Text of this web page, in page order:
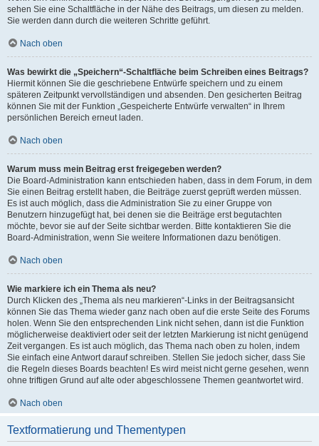
sehen Sie eine Schaltfläche in der Nähe des Beitrags, um diesen zu melden.
Sie werden dann durch die weiteren Schritte geführt.
Nach oben
Was bewirkt die „Speichern“-Schaltfläche beim Schreiben eines Beitrags?
Hiermit können Sie die geschriebene Entwürfe speichern und zu einem
späteren Zeitpunkt vervollständigen und absenden. Den gesicherten Beitrag
können Sie mit der Funktion „Gespeicherte Entwürfe verwalten“ in Ihrem
persönlichen Bereich erneut laden.
Nach oben
Warum muss mein Beitrag erst freigegeben werden?
Die Board-Administration kann entschieden haben, dass in dem Forum, in dem
Sie einen Beitrag erstellt haben, die Beiträge zuerst geprüft werden müssen.
Es ist auch möglich, dass die Administration Sie zu einer Gruppe von
Benutzern hinzugefügt hat, bei denen sie die Beiträge erst begutachten
möchte, bevor sie auf der Seite sichtbar werden. Bitte kontaktieren Sie die
Board-Administration, wenn Sie weitere Informationen dazu benötigen.
Nach oben
Wie markiere ich ein Thema als neu?
Durch Klicken des „Thema als neu markieren“-Links in der Beitragsansicht
können Sie das Thema wieder ganz nach oben auf die erste Seite des Forums
holen. Wenn Sie den entsprechenden Link nicht sehen, dann ist die Funktion
möglicherweise deaktiviert oder seit der letzten Markierung ist nicht genügend
Zeit vergangen. Es ist auch möglich, das Thema nach oben zu holen, indem
Sie einfach eine Antwort darauf schreiben. Stellen Sie jedoch sicher, dass Sie
die Regeln dieses Boards beachten! Es wird meist nicht gerne gesehen, wenn
ohne triftigen Grund auf alte oder abgeschlossene Themen geantwortet wird.
Nach oben
Textformatierung und Thementypen